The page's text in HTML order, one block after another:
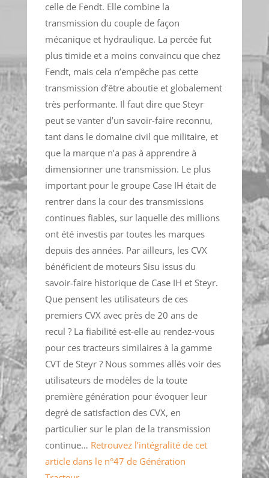
celle de Fendt. Elle combine la
transmission du couple de façon
mécanique et hydraulique. La percée fut
plus timide et a moins convaincu que chez
Fendt, mais cela n’empêche pas cette
transmission d’être aboutie et globalement
très performante. Il faut dire que Steyr
peut se vanter d’un savoir-faire reconnu,
tant dans le domaine civil que militaire, et
que la marque n’a pas à apprendre à
dimensionner une transmission. Le plus
important pour le groupe Case IH était de
rentrer dans la cour des transmissions
continues fiables, sur laquelle des millions
ont été investis par toutes les marques
depuis des années. Par ailleurs, les CVX
bénéficient de moteurs Sisu issus du
savoir-faire historique de Case IH et Steyr.
Que pensent les utilisateurs de ces
premiers CVX avec près de 20 ans de
recul ? La fiabilité est-elle au rendez-vous
pour ces tracteurs similaires à la gamme
CVT de Steyr ? Nous sommes allés voir des
utilisateurs de modèles de la toute
première génération pour évoquer leur
degré de satisfaction des CVX, en
particulier sur le plan de la transmission
continue… Retrouvez l’intégralité de cet
article dans le n°47 de Génération